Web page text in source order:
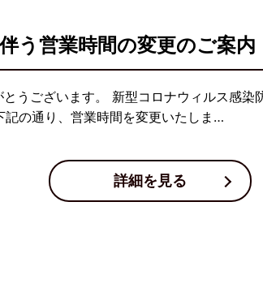
う営業時間の変更のご案内
うございます。 新型コロナウィルス感
記の通り、営業時間を変更いたしま…
詳細を見る